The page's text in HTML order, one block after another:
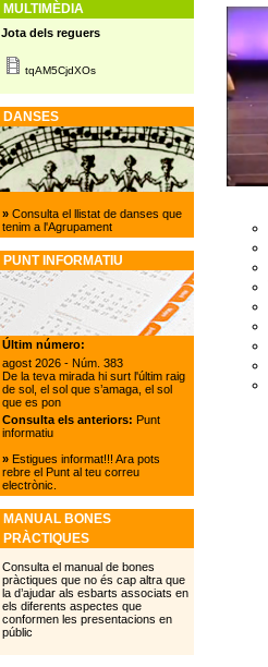
MULTIMÈDIA
Jota dels reguers
tqAM5CjdXOs
DANSES
»Consulta el llistat de danses que
tenim a l'Agrupament
PUNT INFORMATIU
Últim número:
agost 2026 - Núm. 383
De la teva mirada hi surt l'últim raig
de sol, el sol que s’amaga, el sol
que es pon
Consulta els anteriors: Punt
informatiu
»Estigues informat!!! Ara pots
rebre el Punt al teu correu
electrònic.
MANUAL BONES
PRÀCTIQUES
Consulta el manual de bones
pràctiques que no és cap altra que
la d’ajudar als esbarts associats en
els diferents aspectes que
conformen les presentacions en
públic